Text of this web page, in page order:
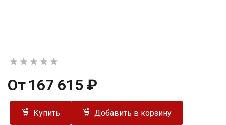
От 167 615 ₽
Купить Добавить в корзину